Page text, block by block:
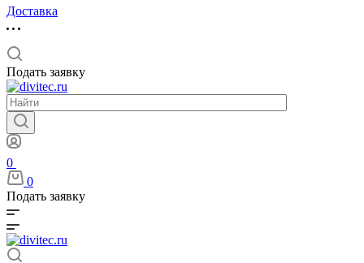
Доставка
Подать заявку
0
0
Подать заявку